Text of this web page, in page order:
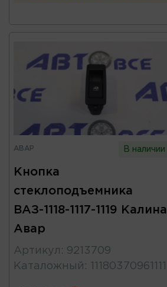
АВАР В наличии
Кнопка
стеклоподъемника
ВАЗ-1118-1117-1119 Калина
Авар
Артикул : 9213709
Каталожный : 11180370961111